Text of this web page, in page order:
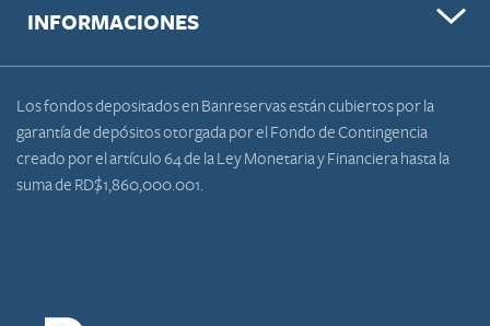
INFORMACIONES
Los fondos depositados en Banreservas están cubiertos por la
garantía de depósitos otorgada por el Fondo de Contingencia
creado por el artículo 64 de la Ley Monetaria y Financiera hasta la
suma de RD$1,860,000.001.